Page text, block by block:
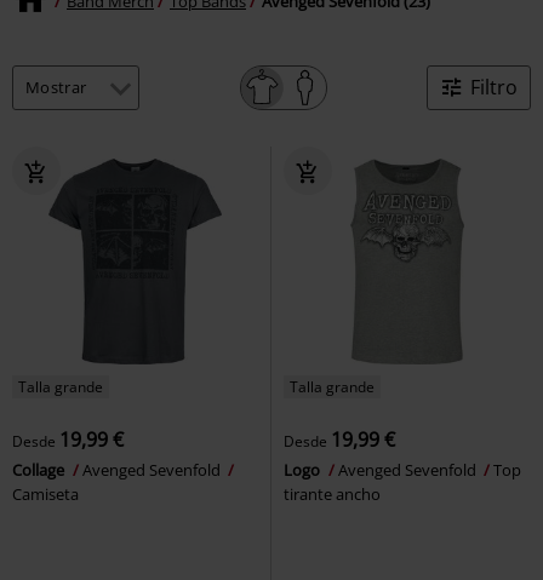
Filtro
Talla grande
Desde 19,99 €
Collage
Avenged Sevenfold
Camiseta
Talla grande
Desde 19,99 €
Logo Avenged Sevenfold
Top
tirante ancho